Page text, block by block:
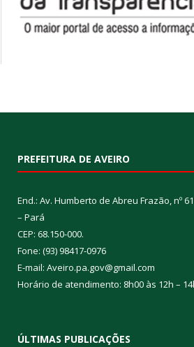
PREFEITURA DE AVEIRO
End.: Av. Humberto de Abreu Frazão, nº
– Pará
CEP: 68.150-000.
Fone: (93) 98417-0976
E-mail: Aveiro.pa.gov@gmail.com
Horário de atendimento: 8h00 às 12h –
ÚLTIMAS PUBLICAÇÕES